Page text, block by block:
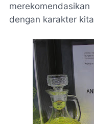
dengan karakter